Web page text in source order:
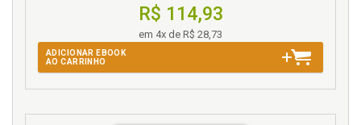
Reforma de la arquitectura institucional de la UE, p.
21
conversión del Consejo en un Senado?, p. 60
R$ 114,93
em 4x de R$ 28,73
ADICIONAR EBOOK
AO CARRINHO